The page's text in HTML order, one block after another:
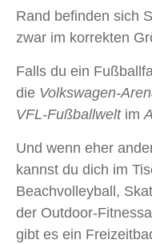
Rand befinden sich
zwar im korrekten
Falls du ein
die Volkswagen-
VFL-Fußballweltim
Und wenn eher
kannst du dich im
Beachvolleyball,
der Outdoor-
gibt es ein